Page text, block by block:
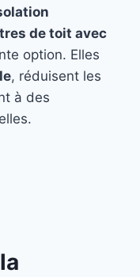
de toit avec
option. Elles
, réduisent les
à des